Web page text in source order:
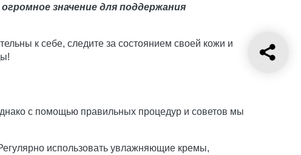
значение для поддержания
к себе, следите за состоянием своей кожи и
с помощью правильных процедур и советов мы
использовать увлажняющие кремы,